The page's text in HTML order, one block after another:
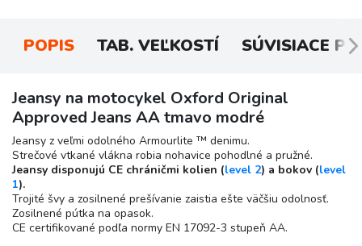
POPIS TAB. VEĽKOSTÍ SÚVISIACE
Jeansy na motocykel Oxford Original
Approved Jeans AA tmavo modré
Jeansy z veľmi odolného Armourlite ™ denimu.
Strečové vtkané vlákna robia nohavice pohodlné a pružné.
Jeansy disponujú CE chráničmi kolien (level 2) a bokov (level
1).
Trojité švy a zosilnené prešívanie zaistia ešte väčšiu odolnosť.
Zosilnené pútka na opasok.
CE certifikované podľa normy EN 17092-3 stupeň AA.